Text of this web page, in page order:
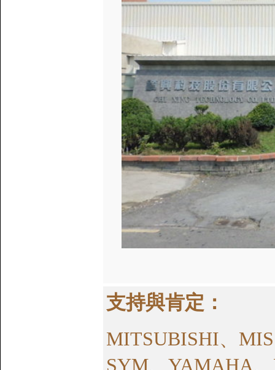
支持與肯定：
MITSUBISHI、
SYM、YAMAHA